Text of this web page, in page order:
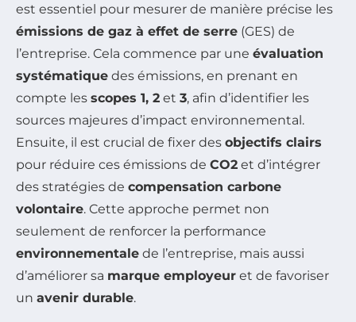
est essentiel pour mesurer de manière précise les
émissions de gaz à effet de serre (GES) de
l’entreprise. Cela commence par une évaluation
systématique des émissions, en prenant en
compte les scopes 1, 2 et 3, afin d’identifier les
sources majeures d’impact environnemental.
Ensuite, il est crucial de fixer des objectifs clairs
pour réduire ces émissions de CO2 et d’intégrer
des stratégies de compensation carbone
volontaire. Cette approche permet non
seulement de renforcer la performance
environnementale de l’entreprise, mais aussi
d’améliorer sa marque employeur et de favoriser
un avenir durable.